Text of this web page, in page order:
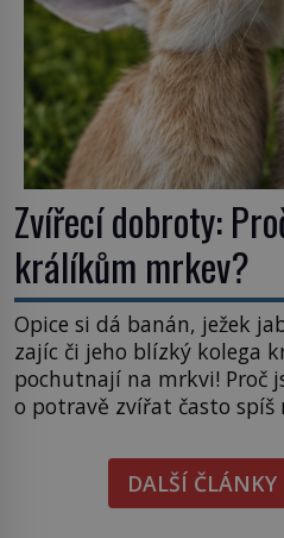
Zvířecí dobroty:
králíkům mrkev?
Opice si dá banán, ježek
zajíc či jeho blízký kolega
pochutnají na mrkvi! Proč
o potravě zvířat často spíš
i bude chutnat, ovšem
občasný pamlsek. […]
DALŠÍ ČLÁNKY